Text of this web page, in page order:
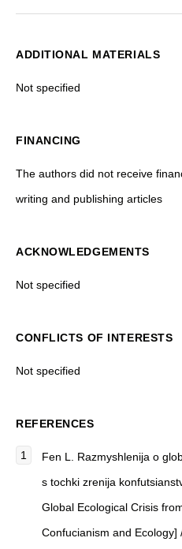
ADDITIONAL MATERIALS
Not specified
FINANCING
The authors did not receive
writing and publishing articles
ACKNOWLEDGEMENTS
Not specified
CONFLICTS OF INTERESTS
Not specified
REFERENCES
Fen L. Razmyshlenija o
s tochki zrenija
Global Ecological Crisis
Confucianism and